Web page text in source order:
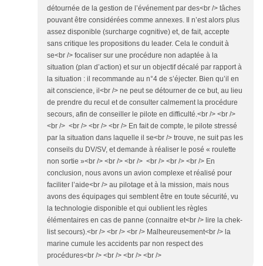
détournée de la gestion de l’événement par des<br /> tâches
pouvant être considérées comme annexes. Il n’est alors plus
assez disponible (surcharge cognitive) et, de fait, accepte
sans critique les propositions du leader. Cela le conduit à
se<br /> focaliser sur une procédure non adaptée à la
situation (plan d’action) et sur un objectif décalé par rapport à
la situation : il recommande au n°4 de s’éjecter. Bien qu’il en
ait conscience, il<br /> ne peut se détourner de ce but, au lieu
de prendre du recul et de consulter calmement la procédure
secours, afin de conseiller le pilote en difficulté.<br /> <br />
<br /> <br /> <br /> <br /> En fait de compte, le pilote stressé
par la situation dans laquelle il se<br /> trouve, ne suit pas les
conseils du DV/SV, et demande à réaliser le posé « roulette
non sortie »<br /> <br /> <br /> <br /> <br /> <br /> En
conclusion, nous avons un avion complexe et réalisé pour
faciliter l’aide<br /> au pilotage et à la mission, mais nous
avons des équipages qui semblent être en toute sécurité, vu
la technologie disponible et qui oublient les règles
élémentaires en cas de panne (connaitre et<br /> lire la chek-
list secours).<br /> <br /> <br /> Malheureusement<br /> la
marine cumule les accidents par non respect des
procédures<br /> <br /> <br /> <br />